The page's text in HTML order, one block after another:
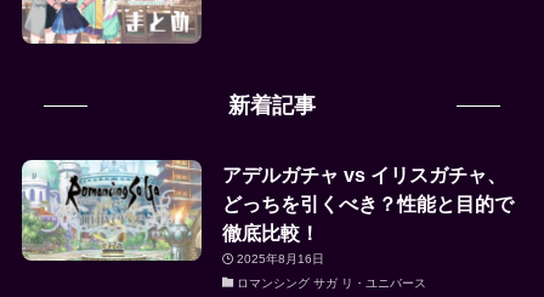
新着記事
アデルガチャ vs イリスガチャ、
どっちを引くべき？性能と目的で
徹底比較！
2025年8月16日
ロマンシング サガ リ・ユニバース